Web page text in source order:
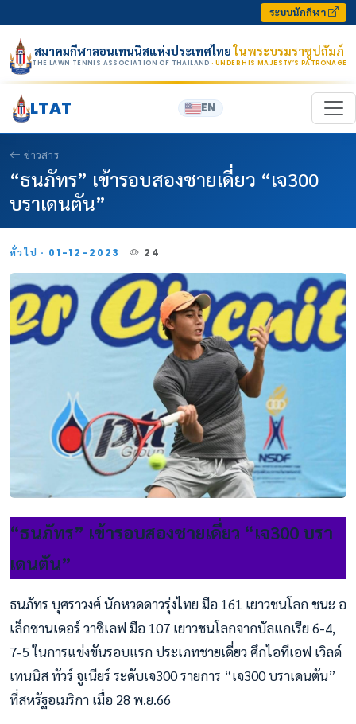
ระบบนักกีฬา
สมาคมกีฬาลอนเทนนิสแห่งประเทศไทยในพระบรมราชูปถัมภ์
THE LAWN TENNIS ASSOCIATION OF THAILAND · UNDER HIS MAJESTY’S PATRONAGE
LTAT EN
ข่าวสาร
“ธนภัทร” เข้ารอบสองชายเดี่ยว “เจ300
บราเดนตัน”
ทั่วไป · 01-12-2023 24
“ธนภัทร” เข้ารอบสองชายเดี่ยว “เจ300 บรา
เดนตัน”
ธนภัทร บุศราวงศ์ นักหวดดาวรุ่งไทย มือ 161 เยาวชนโลก ชนะ อ
เล็กซานเดอร์ วาซิเลฟ มือ 107 เยาวชนโลกจากบัลแกเรีย 6-4,
7-5 ในการแข่งขันรอบแรก ประเภทชายเดี่ยว ศึกไอทีเอฟ เวิลด์
เทนนิส ทัวร์ จูเนียร์ ระดับเจ300 รายการ “เจ300 บราเดนตัน”
ที่สหรัฐอเมริกา เมื่อ 28 พ.ย.66